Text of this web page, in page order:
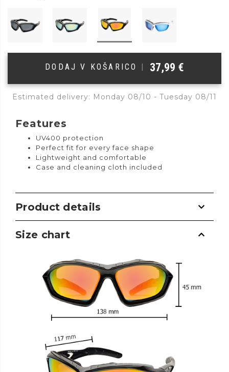
DODAJ V KOŠARICO | 37,99 €
Estimated delivery: Monday 08/10 - Tuesday 08/11
Features
UV400 protection
Perfect fit for every face shape
Lightweight and comfortable
Case and cleaning cloth included
Product details
Size chart